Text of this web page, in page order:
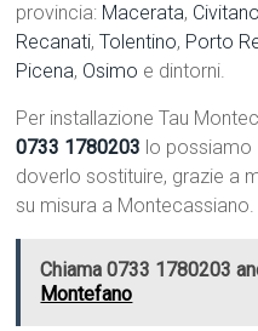
provincia: Macerata,
Recanati,Tolentino, Porto
Picena, Osimo e dintorni.
Per installazione Tau
0733 1780203 lo
doverlo sostituire, grazie a
su misura a Montecassiano.
Chiama 0733 1780203
Montefano